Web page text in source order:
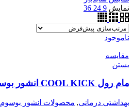
نمایش 9
24
36
ناموجود
مقایسه
بستن
مام رول COOL KICK انشور بوسوم
بهداشتی درمانی, محصولات انشور بوسوم